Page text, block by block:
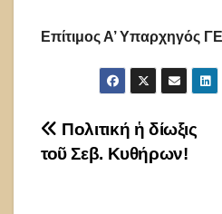
Επίτιμος Α’
Πλοήγηση
άρθρων
Πολιτική ἡ δίωξις
τοῦ Σεβ. Κυθήρων!